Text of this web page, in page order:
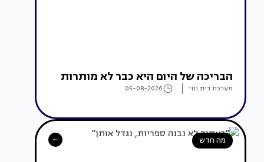
הבריכה של היום היא כבר לא מותרות
מערכת בית ונוי 05-08-2026
מה חדש